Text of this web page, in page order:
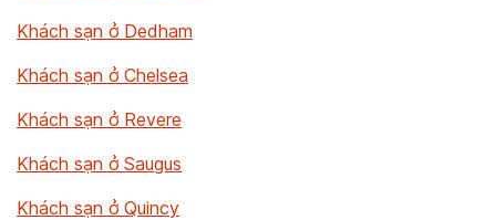
Khách sạn ở Dedham
Khách sạn ở Chelsea
Khách sạn ở Revere
Khách sạn ở Saugus
Khách sạn ở Quincy